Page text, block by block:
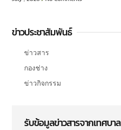
ข่าวประชาสัมพันธ์
ข่าวสาร
กองช่าง
ข่าวกิจกรรม
รับข้อมูลข่าวสารจากเทศบาล